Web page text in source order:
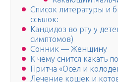
Список литературы и
ссылок:
Кандидоз во рту у
симптомов)
Сонник — Женщину
К чему снится какать
Притча «Осел и
Лечение кошек и